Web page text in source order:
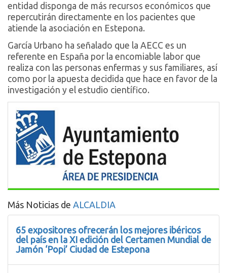
entidad disponga de más recursos económicos que
repercutirán directamente en los pacientes que
atiende la asociación en Estepona.
García Urbano ha señalado que la AECC es un
referente en España por la encomiable labor que
realiza con las personas enfermas y sus familiares, así
como por la apuesta decidida que hace en favor de la
investigación y el estudio científico.
Más Noticias de ALCALDIA
65 expositores ofrecerán los mejores ibéricos
del país en la XI edición del Certamen Mundial de
Jamón ‘Popi’ Ciudad de Estepona